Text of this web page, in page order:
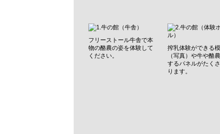
フリーストール牛舎で本
物の酪農の姿を体験して
ください。
搾乳体験ができる
（写真）や牛や酪
するパネルがたく
ります。